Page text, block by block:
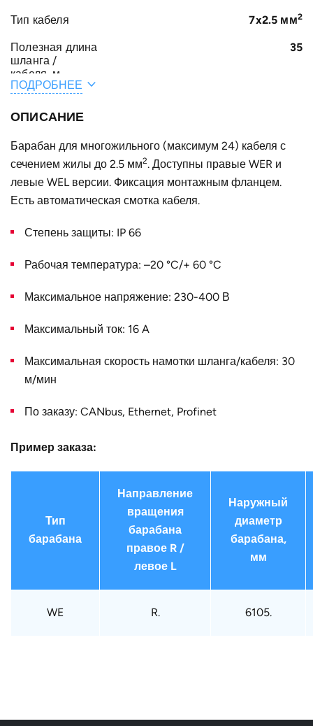
Тип кабеля 7x2.5 мм2
Полезная длина
шланга /
кабеля, м
35
C, мм размеры по запросу
D, мм размеры по запросу
Конструктивное
диаметр D, мм
ПОДРОБНЕЕ
ОПИСАНИЕ
Барабан для многожильного (максимум 24) кабеля с
сечением жилы до 2.5 мм2. Доступны правые WER и
левые WEL версии. Фиксация монтажным фланцем.
Есть автоматическая смотка кабеля.
Степень защиты: IP 66
Рабочая температура: –20 °C/+ 60 °C
Максимальное напряжение: 230-400 В
Максимальный ток: 16 A
Максимальная скорость намотки шланга/кабеля: 30
м/мин
По заказу: CANbus, Ethernet, Profinet
Пример заказа:
Тип
барабана
Направление
вращения
барабана
правое R /
левое L
Наружный
диаметр
барабана,
мм
WE R. 6105.